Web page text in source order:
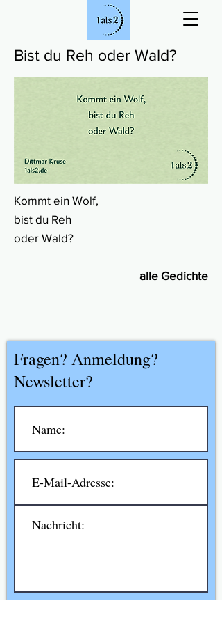
Bist du Reh oder Wald?
Kommt ein Wolf,
bist du Reh
oder Wald?
alle Gedichte
Fragen? Anmeldung?
Newsletter?